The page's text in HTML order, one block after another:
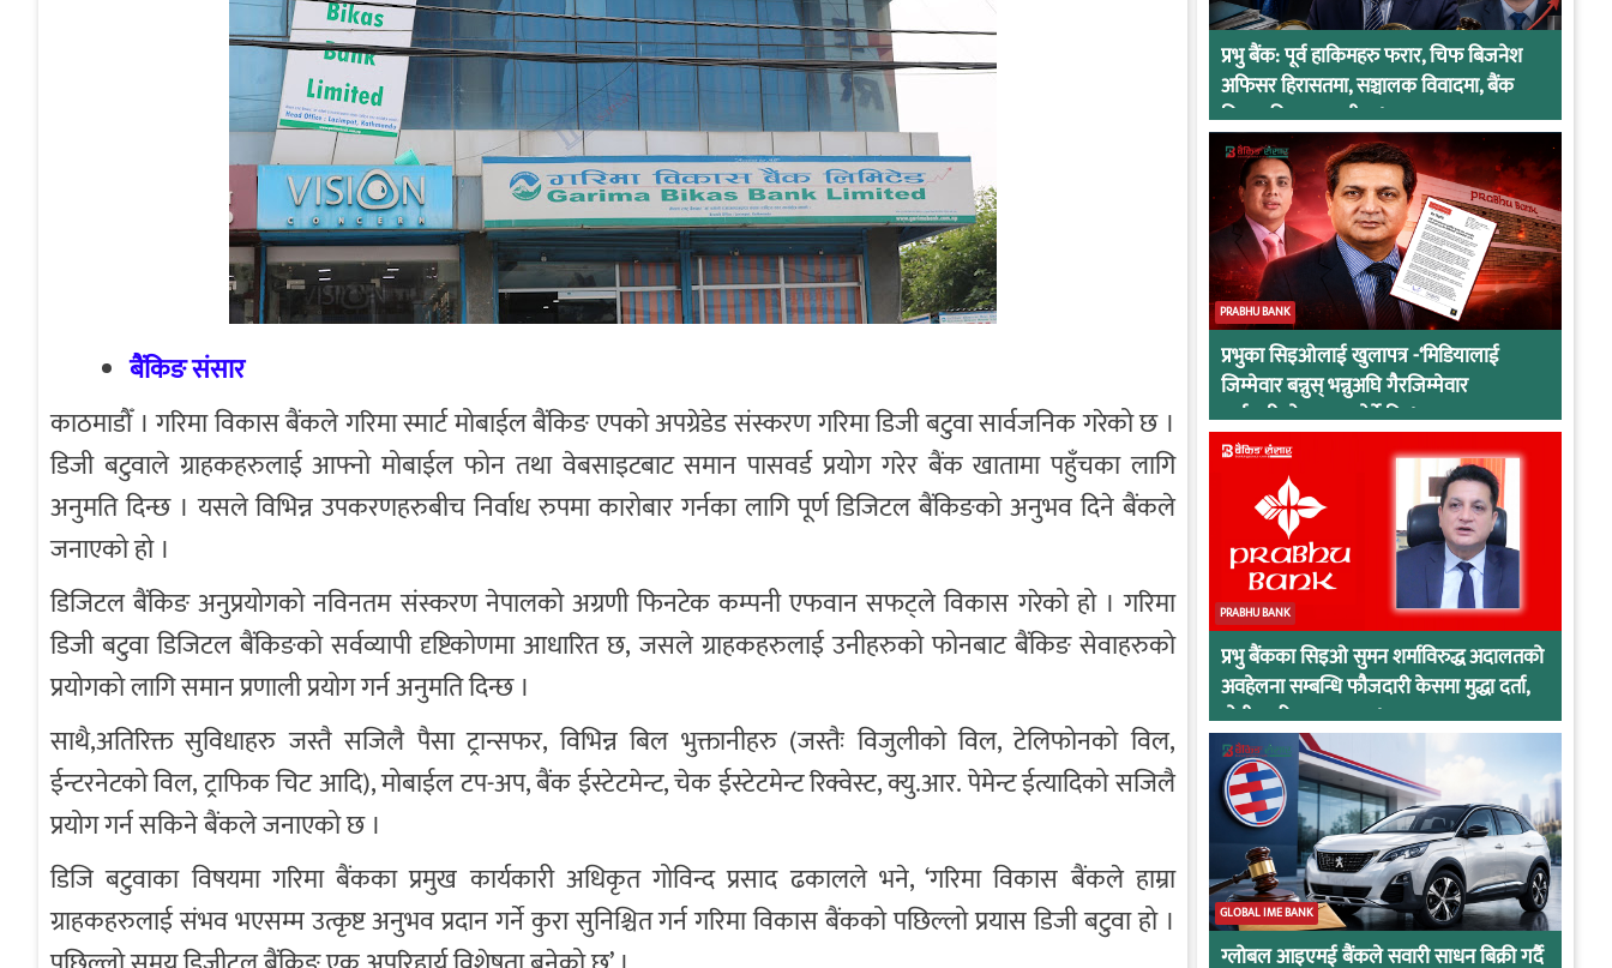
बैंकिङ संसार
काठमाडौँ । गरिमा विकास बैंकले गरिमा स्मार्ट मोबाईल बैंकिङ एपको अपग्रेडेड संस्करण गरिमा डिजी बटुवा सार्वजनिक गरेको छ ।
डिजी बटुवाले ग्राहकहरुलाई आफ्नो मोबाईल फोन तथा वेबसाइटबाट समान पासवर्ड प्रयोग गरेर बैंक खातामा पहुँचका लागि
अनुमति दिन्छ । यसले विभिन्न उपकरणहरुबीच निर्वाध रुपमा कारोबार गर्नका लागि पूर्ण डिजिटल बैंकिङको अनुभव दिने बैंकले
जनाएको हो ।
डिजिटल बैंकिङ अनुप्रयोगको नविनतम संस्करण नेपालको अग्रणी फिनटेक कम्पनी एफवान सफट्ले विकास गरेको हो । गरिमा
डिजी बटुवा डिजिटल बैंकिङको सर्वव्यापी दृष्टिकोणमा आधारित छ, जसले ग्राहकहरुलाई उनीहरुको फोनबाट बैंकिङ सेवाहरुको
प्रयोगको लागि समान प्रणाली प्रयोग गर्न अनुमति दिन्छ ।
साथै,अतिरिक्त सुविधाहरु जस्तै सजिलै पैसा ट्रान्सफर, विभिन्न बिल भुक्तानीहरु (जस्तैः विजुलीको विल, टेलिफोनको विल,
ईन्टरनेटको विल, ट्राफिक चिट आदि), मोबाईल टप-अप, बैंक ईस्टेटमेन्ट, चेक ईस्टेटमेन्ट रिक्वेस्ट, क्यु.आर. पेमेन्ट ईत्यादिको सजिलै
प्रयोग गर्न सकिने बैंकले जनाएको छ ।
डिजि बटुवाका विषयमा गरिमा बैंकका प्रमुख कार्यकारी अधिकृत गोविन्द प्रसाद ढकालले भने, ‘गरिमा विकास बैंकले हाम्रा
ग्राहकहरुलाई संभव भएसम्म उत्कृष्ट अनुभव प्रदान गर्ने कुरा सुनिश्चित गर्न गरिमा विकास बैंकको पछिल्लो प्रयास डिजी बटुवा हो ।
प्रभु बैंक: पूर्व हाकिमहरु फरार, चिफ बिजनेश
अफिसर हिरासतमा, सञ्चालक विवादमा, बैंक
नियामकीय कारवाहीमा !
PRABHU BANK
प्रभुका सिइओलाई खुलापत्र -‘मिडियालाई
जिम्मेवार बन्नुस् भन्नुअघि गैरजिम्मेवार
कर्मचारीको व्यवहार हेर्ने कि !
PRABHU BANK
प्रभु बैंकका सिइओ सुमन शर्माविरुद्ध अदालतको
अवहेलना सम्बन्धि फौजदारी केसमा मुद्धा दर्ता,
दोषी ठहरिए जान्छ पद !
GLOBAL IME BANK
ग्लोबल आइएमई बैंकले सवारी साधन बिक्री गर्दै